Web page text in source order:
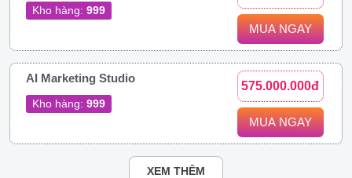
Kho hàng: 999
MUA NGAY
AI Marketing Studio
Kho hàng: 999
575.000.000đ
MUA NGAY
XEM THÊM